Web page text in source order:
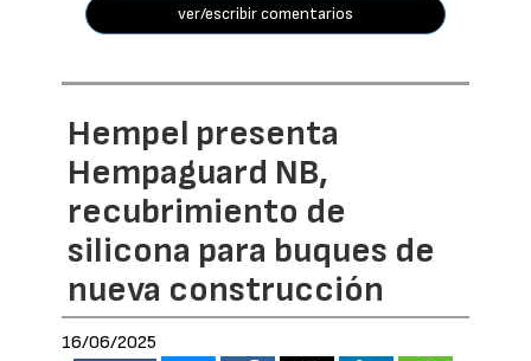
ver/escribir comentarios
Hempel presenta
Hempaguard NB,
recubrimiento de
silicona para buques de
nueva construcción
16/06/2025